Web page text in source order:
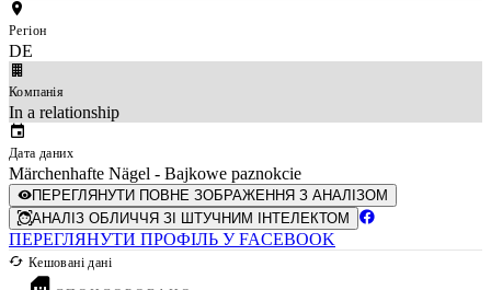
Регіон
DE
Компанія
In a relationship
Дата даних
Märchenhafte Nägel - Bajkowe paznokcie
ПЕРЕГЛЯНУТИ ПОВНЕ ЗОБРАЖЕННЯ З АНАЛІЗОМ
АНАЛІЗ ОБЛИЧЧЯ ЗІ ШТУЧНИМ ІНТЕЛЕКТОМ
ПЕРЕГЛЯНУТИ ПРОФІЛЬ У FACEBOOK
Кешовані дані